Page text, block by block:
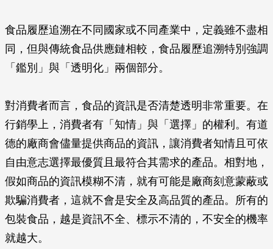
食品履歷追溯在不同國家或不同產業中，定義雖不盡相
同，但與傳統食品供應鏈相較，食品履歷追溯特別強調
「鑑別」與「透明化」兩個部分。
對消費者而言，食品的資訊是否清楚透明非常重要。在
行銷學上，消費者有「知情」與「選擇」的權利。有道
德的廠商會儘量提供商品的資訊，讓消費者知情且可依
自由意志選擇最優質且最符合其需求的產品。相對地，
假如商品的資訊模糊不清，就有可能是廠商刻意蒙蔽或
欺騙消費者，這就不會是安全及高品質的產品。所有的
包裝食品，越是資訊不全、標示不清的，不安全的機率
就越大。